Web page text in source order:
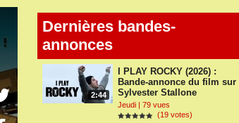
Dernières bandes-
annonces
2:44
I PLAY ROCKY (2026) :
Bande-annonce du film sur
Sylvester Stallone
Jeudi | 79 vues
(19 votes)